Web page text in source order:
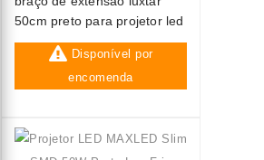
50cm preto para projetor led
Disponível por
encomenda